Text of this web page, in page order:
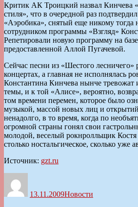
Критик АК Троицкий назвал Кинчева
стиля», что в очередной раз
«Аэробика», снятый еще никому тогда
сотрудником программы «Взгляд»
Репетировали новую программу на
предоставленной Аллой Пугачевой.
Сейчас песни из «Шестого лесничего»
концертах, а главная не исполнялась
Константина Кинчева нынче тревожат
темы, и к той «Алисе», вероятно,
том времени перемен, которое было
музыкой, массой новых лиц и
ненадолго, в то время, когда по
огромной страны гонял свои
молодой, веселый рокнролльщик
столько ностальгическое, сколько уже
Источник: gzt.ru
13.11.2009Новости